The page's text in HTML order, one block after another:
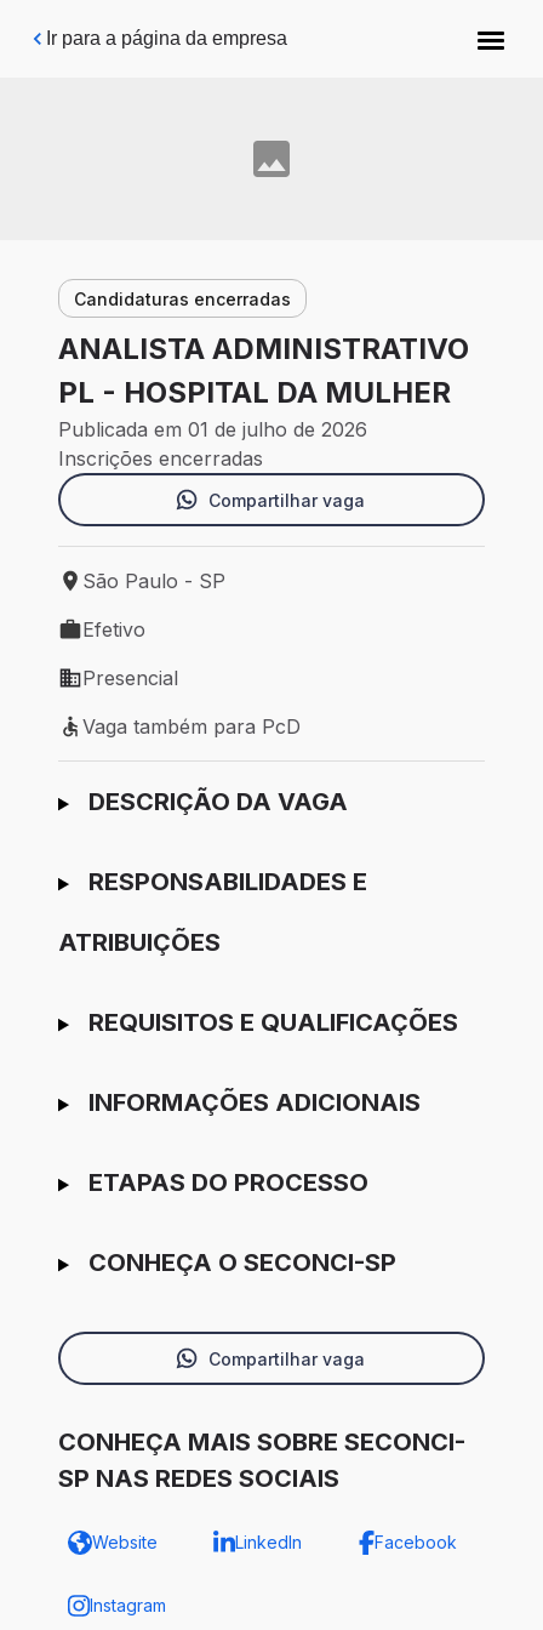
Pular para o conteúdo principal
Ir para a página da empresa
Candidaturas encerradas
ANALISTA ADMINISTRATIVO
PL - HOSPITAL DA MULHER
Publicada em 01 de julho de 2026
Inscrições encerradas
Compartilhar vaga
Local de trabalho: São Paulo - SP
São Paulo - SP
Tipo de vaga: Efetivo
Efetivo
Modelo de trabalho: Presencial
Presencial
Vaga também para PcD
Vaga também para PcD
Ir para candidatura
DESCRIÇÃO DA VAGA
RESPONSABILIDADES E
ATRIBUIÇÕES
REQUISITOS E QUALIFICAÇÕES
INFORMAÇÕES ADICIONAIS
ETAPAS DO PROCESSO
CONHEÇA O SECONCI-SP
Compartilhar vaga
CONHEÇA MAIS SOBRE SECONCI-
SP NAS REDES SOCIAIS
Website LinkedIn Facebook
Instagram